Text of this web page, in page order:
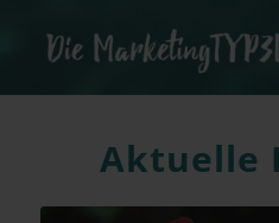
Aktu­el­le